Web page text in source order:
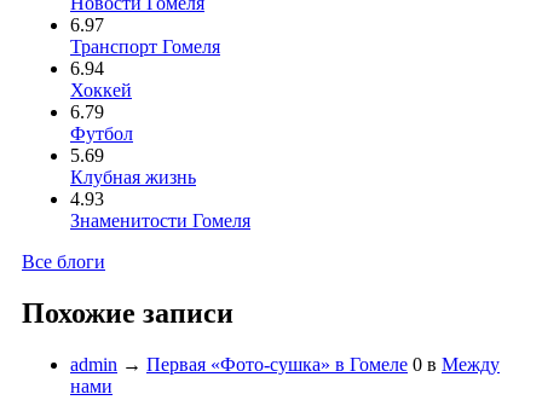
6.97
Транспорт Гомеля
6.94
Хоккей
6.79
Футбол
5.69
Клубная жизнь
4.93
Знаменитости Гомеля
Все блоги
Похожие записи
admin → Первая «Фото-сушка» в Гомеле 0 в Между
нами